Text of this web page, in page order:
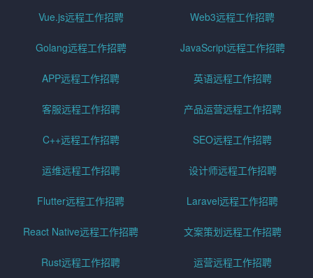
Vue.js远程工作招聘 Web3远程工作招聘
Golang远程工作招聘 JavaScript远程工作招聘
APP远程工作招聘 英语远程工作招聘
客服远程工作招聘 产品运营远程工作招聘
C++远程工作招聘 SEO远程工作招聘
运维远程工作招聘 设计师远程工作招聘
Flutter远程工作招聘 Laravel远程工作招聘
React Native远程工作招聘 文案策划远程工作招聘
Rust远程工作招聘 运营远程工作招聘